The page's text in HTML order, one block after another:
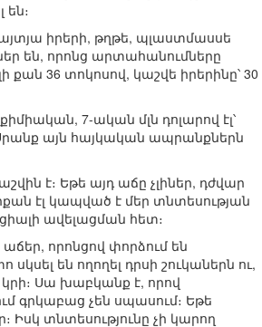
իրերի, թղթե, պլաստմասսե
են, որոնց արտահանումները
36 տոկոսով, կաշվե իրերինը՝ 30
7-ական մլն դոլարով էլ՝
այն հայկական ապրանքներն
է։ Եթե այդ աճը չլիներ, դժվար
էլ կապված է մեր տնտեսության
ավելացման հետ։
որոնցով փորձում են
են ողողել դրսի շուկաներն ու,
Սա խաբկանք է, որով
գրկաբաց չեն սպասում։ Եթե
տնտեսությունը չի կարող